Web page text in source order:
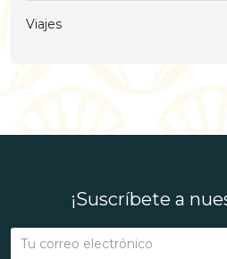
Viajes
¡Suscríbete a